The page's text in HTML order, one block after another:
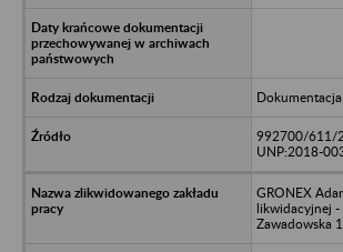
992700/611/
UNP:2018-
GRONEX
likwidacyjnej -
Zawadowska